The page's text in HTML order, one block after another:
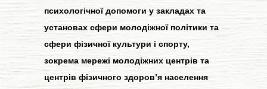
психологічної допомоги у закладах та
установах сфери молодіжної політики та
сфери фізичної культури і спорту,
зокрема мережі молодіжних центрів та
центрів фізичного здоров’я населення